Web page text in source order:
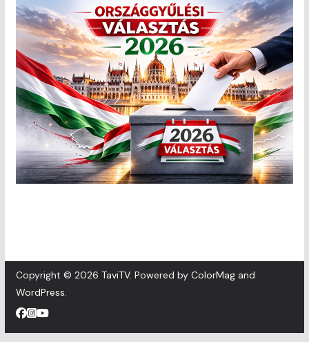
Copyright © 2026 TaviTV. Powered by ColorMagand
WordPress.